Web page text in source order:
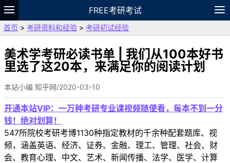
FREE考研考试
题库
故事 专题 APP
VIP
资料
首页 > 考研资料和经验 > 考研初试经验
美术学考研必读书单 | 我们从100本好书
里选了这20本，来满足你的阅读计划
本站小编 知乎网/2020-03-10
开通本站VIP：一万种考研专业课视频随便看，每本不到一分
钱！绝对划算！
547所院校考研考博1130种指定教材的千余种配套题库、视
频，涵盖英语、经济、证券、金融、理工、管理、社会、财
会、教育心理、中文、艺术、新闻传播、法学、医学、计算